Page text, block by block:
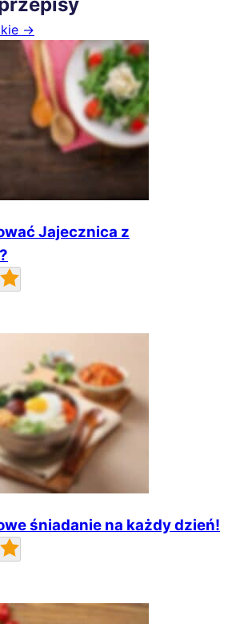
→
Jajecznica z
śniadanie na każdy dzień!